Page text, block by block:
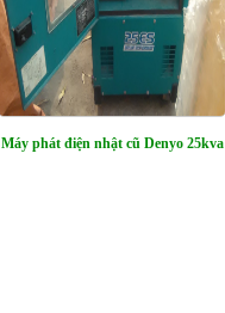
Máy phát điện nhật cũ Denyo 25kva